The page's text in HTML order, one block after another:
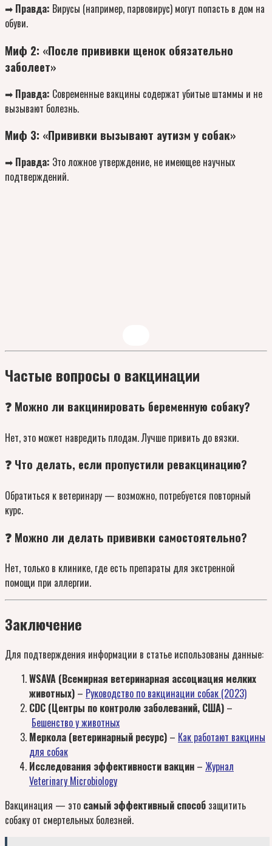
➡ Правда: Вирусы (например, парвовирус) могут попасть в дом на
обуви.
Миф 2: «После прививки щенок обязательно
заболеет»
➡ Правда: Современные вакцины содержат убитые штаммы и не
вызывают болезнь.
Миф 3: «Прививки вызывают аутизм у собак»
➡ Правда: Это ложное утверждение, не имеющее научных
подтверждений.
Частые вопросы о вакцинации
❓ Можно ли вакцинировать беременную собаку?
Нет, это может навредить плодам. Лучше привить до вязки.
❓ Что делать, если пропустили ревакцинацию?
Обратиться к ветеринару — возможно, потребуется повторный
курс.
❓ Можно ли делать прививки самостоятельно?
Нет, только в клинике, где есть препараты для экстренной
помощи при аллергии.
Заключение
Для подтверждения информации в статье использованы данные:
WSAVA (Всемирная ветеринарная ассоциация мелких
животных) – Руководство по вакцинации собак (2023)
CDC (Центры по контролю заболеваний, США) –
Бешенство у животных
Меркола (ветеринарный ресурс) – Как работают вакцины
для собак
Исследования эффективности вакцин – Журнал
Veterinary Microbiology
Вакцинация — это самый эффективный способ защитить
собаку от смертельных болезней.